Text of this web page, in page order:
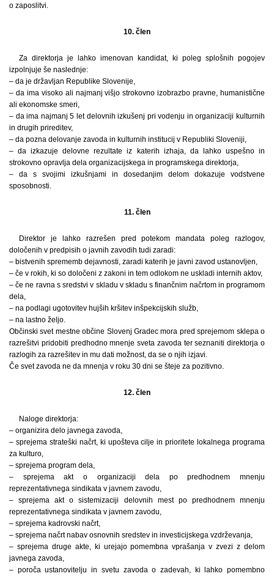
o zaposlitvi.
10. člen
Za direktorja je lahko imenovan kandidat, ki poleg splošnih pogojev
izpolnjuje še naslednje:
– da je državljan Republike Slovenije,
– da ima visoko ali najmanj višjo strokovno izobrazbo pravne, humanistične
ali ekonomske smeri,
– da ima najmanj 5 let delovnih izkušenj pri vodenju in organizaciji kulturnih
in drugih prireditev,
– da pozna delovanje zavoda in kulturnih institucij v Republiki Sloveniji,
– da izkazuje delovne rezultate iz katerih izhaja, da lahko uspešno in
strokovno opravlja dela organizacijskega in programskega direktorja,
– da s svojimi izkušnjami in dosedanjim delom dokazuje vodstvene
sposobnosti.
11. člen
Direktor je lahko razrešen pred potekom mandata poleg razlogov,
določenih v predpisih o javnih zavodih tudi zaradi:
– bistvenih sprememb dejavnosti, zaradi katerih je javni zavod ustanovljen,
– če v rokih, ki so določeni z zakoni in tem odlokom ne uskladi internih aktov,
– če ne ravna s sredstvi v skladu v skladu s finančnim načrtom in programom
dela,
– na podlagi ugotovitev hujših kršitev inšpekcijskih služb,
– na lastno željo.
Občinski svet mestne občine Slovenj Gradec mora pred sprejemom sklepa o
razrešitvi pridobiti predhodno mnenje sveta zavoda ter seznaniti direktorja o
razlogih za razrešitev in mu dati možnost, da se o njih izjavi.
Če svet zavoda ne da mnenja v roku 30 dni se šteje za pozitivno.
12. člen
Naloge direktorja:
– organizira delo javnega zavoda,
– sprejema strateški načrt, ki upošteva cilje in prioritete lokalnega programa
za kulturo,
– sprejema program dela,
– sprejema akt o organizaciji dela po predhodnem mnenju
reprezentativnega sindikata v javnem zavodu,
– sprejema akt o sistemizaciji delovnih mest po predhodnem mnenju
reprezentativnega sindikata v javnem zavodu,
– sprejema kadrovski načrt,
– sprejema načrt nabav osnovnih sredstev in investicijskega vzdrževanja,
– sprejema druge akte, ki urejajo pomembna vprašanja v zvezi z delom
javnega zavoda,
– poroča ustanovitelju in svetu zavoda o zadevah, ki lahko pomembno